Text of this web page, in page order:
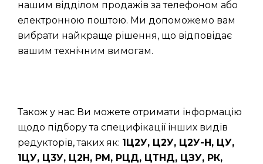
нашим відділом продажів за телефоном або
електронною поштою. Ми допоможемо вам
вибрати найкраще рішення, що відповідає
вашим технічним вимогам.
Також у нас Ви можете отримати інформацію
щодо підбору та специфікації інших видів
редукторів, таких як: 1Ц2У, Ц2У, Ц2У-Н, ЦУ,
1ЦУ, Ц3У, Ц2Н, РМ, РЦД, ЦТНД, ЦЗУ, РК,